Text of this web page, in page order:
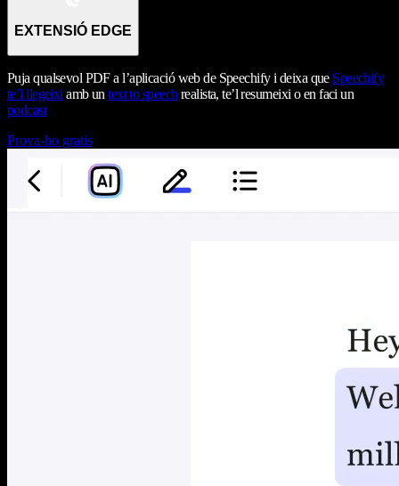
EXTENSIÓ EDGE
Puja qualsevol PDF a l’aplicació web de Speechify i deixa que Speechify
te’l llegeixi amb untext to speech realista, te’l resumeixi o en faci un
podcast
Prova-ho gratis